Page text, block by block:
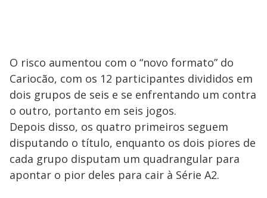
O risco aumentou com o “novo formato” do
Cariocão, com os 12 participantes divididos em
dois grupos de seis e se enfrentando um contra
o outro, portanto em seis jogos.
Depois disso, os quatro primeiros seguem
disputando o título, enquanto os dois piores de
cada grupo disputam um quadrangular para
apontar o pior deles para cair à Série A2.